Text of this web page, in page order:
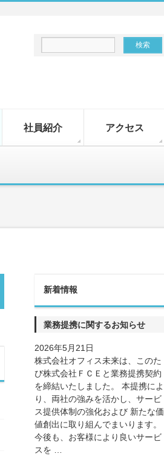
社員紹介 アクセス
新着情報
業務提携に関するお知らせ
2026年5月21日
株式会社オフィス未来は、このた
び株式会社ＦＣＥと業務提携契約
を締結いたしました。 本提携によ
り、両社の強みを活かし、サービ
ス提供体制の強化および 新たな価
値創出に取り組んでまいります。
今後も、お客様により良いサービ
スを …